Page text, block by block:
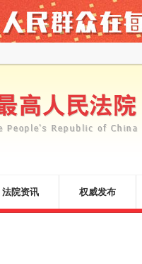
法院资讯 权威发布